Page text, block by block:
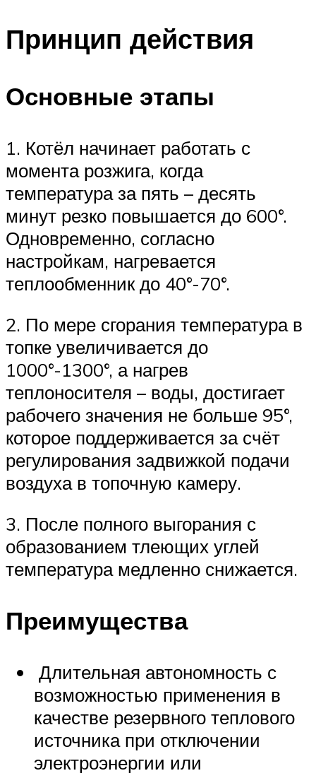
Принцип действия
Основные этапы
1. Котёл начинает работать с
момента розжига, когда
температура за пять – десять
минут резко повышается до 600°.
Одновременно, согласно
настройкам, нагревается
теплообменник до 40°-70°.
2. По мере сгорания температура в
топке увеличивается до
1000°-1300°, а нагрев
теплоносителя – воды, достигает
рабочего значения не больше 95°,
которое поддерживается за счёт
регулирования задвижкой подачи
воздуха в топочную камеру.
3. После полного выгорания с
образованием тлеющих углей
температура медленно снижается.
Преимущества
Длительная автономность с
возможностью применения в
качестве резервного теплового
источника при отключении
электроэнергии или